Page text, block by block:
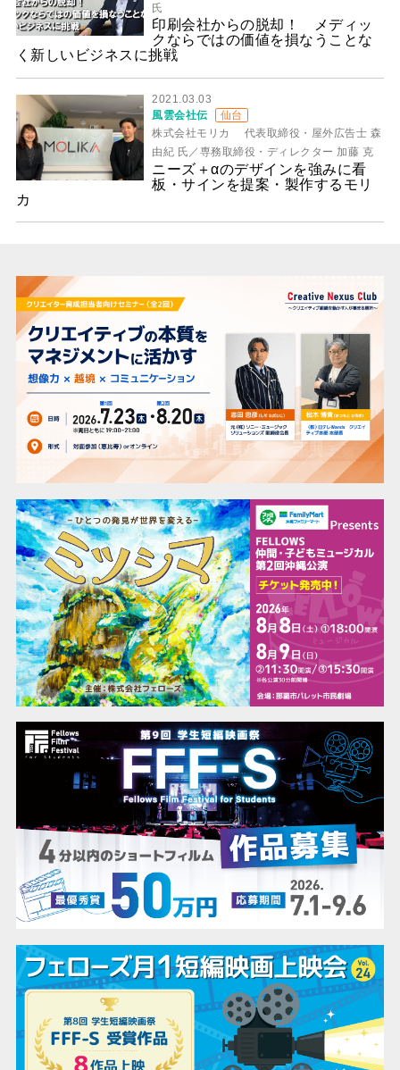
氏
印刷会社からの脱却！ メディッ
クならではの価値を損なうことな
く新しいビジネスに挑戦
2021.03.03
風雲会社伝
仙台
株式会社モリカ 代表取締役・屋外広告士 森
由紀 氏／専務取締役・ディレクター 加藤 克
ニーズ＋αのデザインを強みに看
板・サインを提案・製作するモリ
カ